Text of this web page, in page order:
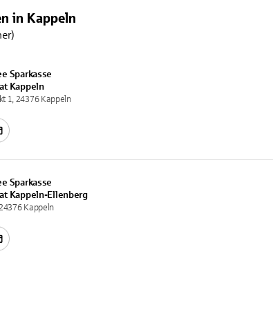
in Kappeln
Sparkasse
Kappeln
1, 24376 Kappeln
Sparkasse
Kappeln-Ellenberg
Kappeln